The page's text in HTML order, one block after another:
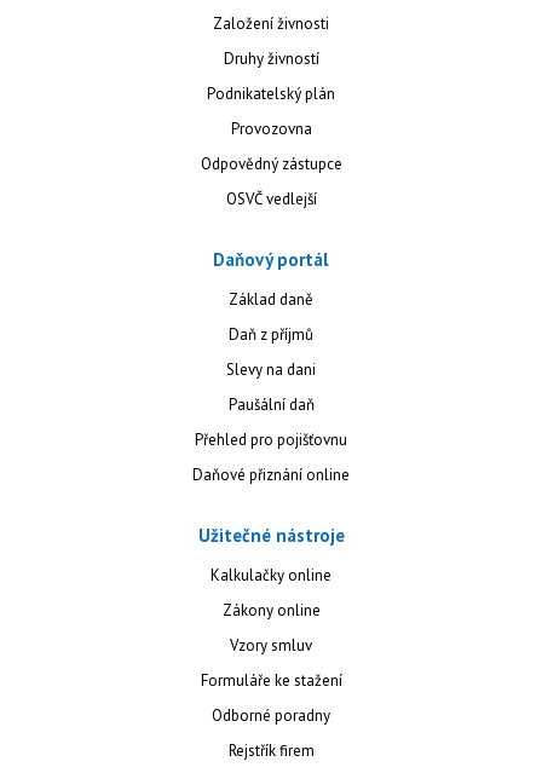
Založení živnosti
Druhy živností
Podnikatelský plán
Provozovna
Odpovědný zástupce
OSVČ vedlejší
Daňový portál
Základ daně
Daň z příjmů
Slevy na dani
Paušální daň
Přehled pro pojišťovnu
Daňové přiznání online
Užitečné nástroje
Kalkulačky online
Zákony online
Vzory smluv
Formuláře ke stažení
Odborné poradny
Rejstřík firem